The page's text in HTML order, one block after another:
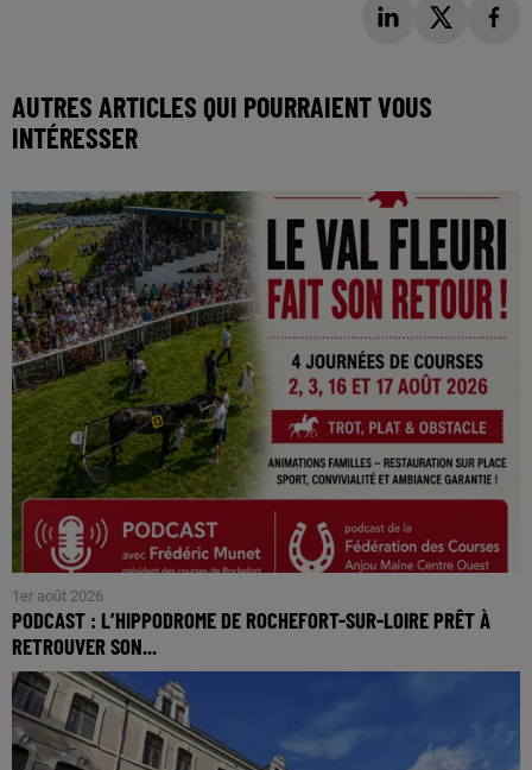
AUTRES ARTICLES QUI POURRAIENT VOUS
INTÉRESSER
1er août 2026
PODCAST : L’HIPPODROME DE ROCHEFORT-SUR-LOIRE PRÊT À
RETROUVER SON...